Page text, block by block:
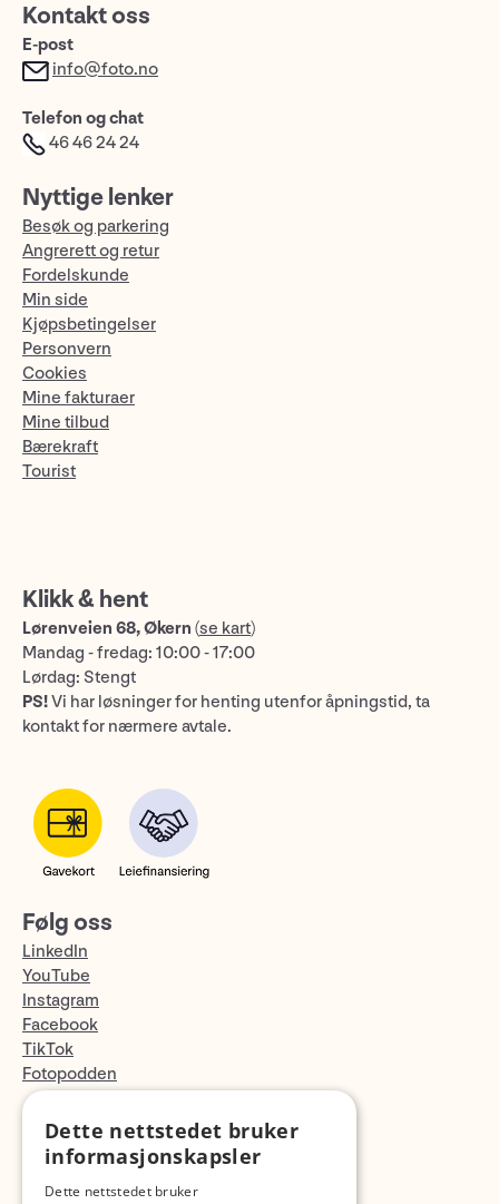
Kontakt oss
E-post
info@foto.no
Telefon og chat
46 46 24 24
Nyttige lenker
Besøk og parkering
Angrerett og retur
Fordelskunde
Min side
Kjøpsbetingelser
Personvern
Cookies
Mine fakturaer
Mine tilbud
Bærekraft
Tourist
Klikk & hent
Lørenveien 68, Økern (se kart)
Mandag - fredag: 10:00 - 17:00
Lørdag: Stengt
PS!Vi har løsninger for henting utenfor åpningstid, ta
kontakt for nærmere avtale.
Følg oss
LinkedIn
YouTube
Instagram
Facebook
TikTok
Fotopodden
Med forbehold om skrive- og lagerfeil
Dette nettstedet bruker
informasjonskapsler
Dette nettstedet bruker